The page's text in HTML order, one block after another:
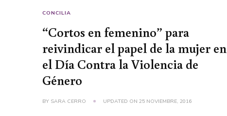
CONCILIA
“Cortos en femenino” para
reivindicar el papel de la mujer en
el Día Contra la Violencia de
Género
BY SARA CERRO UPDATED ON25 NOVIEMBRE, 2016